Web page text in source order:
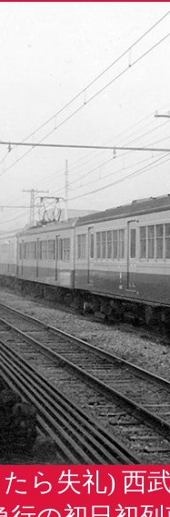
たら失礼) 西